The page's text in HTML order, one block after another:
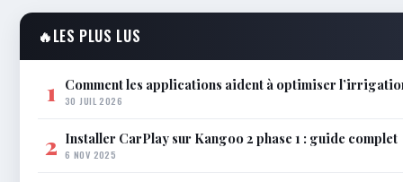
🔥LES PLUS LUS
1 Comment les applications aident à optimiser
30 JUIL 2026
2 Installer CarPlay sur Kangoo 2 phase 1 : guide complet
6 NOV 2025